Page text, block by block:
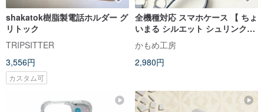
shakatok樹脂製電話ホルダー グ
リトック
TRIPSITTER
3,556円
カスタム可
全機種対応 スマホケース 【 ちょ
いまる シルエット シュリンクレ
ザー 】 ねこ くま クリア スマホ
ショルダー 姫路レザー くすみカ
ラー BS40K
かもめ工房
2,980円